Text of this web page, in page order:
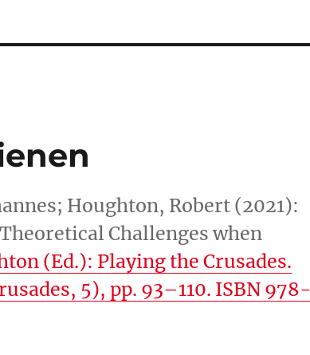
Houghton, Robert (2021):
Challenges when
(Ed.): Playing the Crusades.
5), pp. 93–110. ISBN 978-